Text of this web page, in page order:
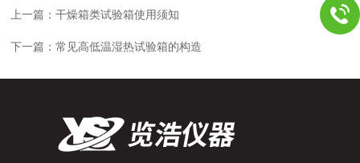
上一篇：干燥箱类试验箱使用须知
下一篇：常见高低温湿热试验箱的构造